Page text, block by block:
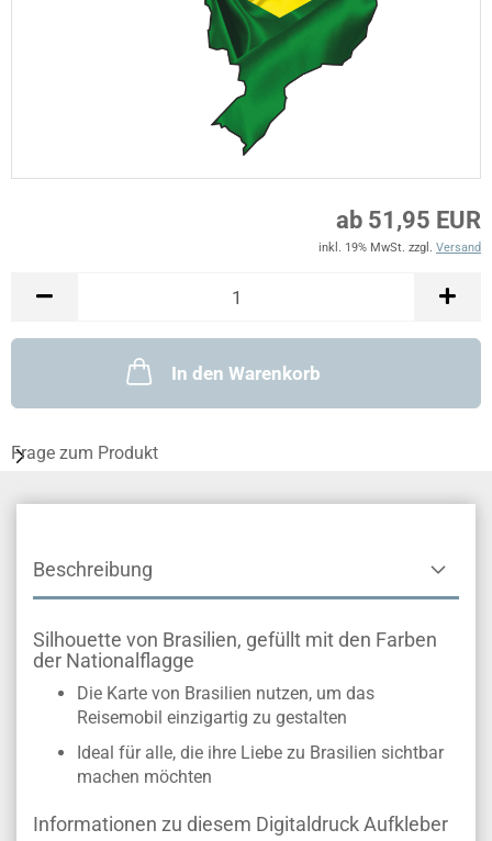
ab 51,95 EUR
inkl. 19% MwSt. zzgl. Versand
In den Warenkorb
Frage zum Produkt
Beschreibung
Silhouette von Brasilien, gefüllt mit den Farben
der Nationalflagge
Die Karte von Brasilien nutzen, um das
Reisemobil einzigartig zu gestalten
Ideal für alle, die ihre Liebe zu Brasilien sichtbar
machen möchten
Informationen zu diesem Digitaldruck Aufkleber